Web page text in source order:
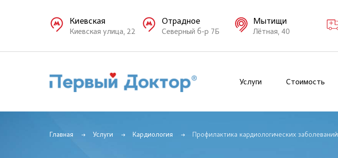
Киевская
Киевская улица, 22
Отрадное
Северный б-р 7Б
Мытищи
Лётная, 40
Услуги Стоимость
Главная Услуги Кардиология Профилактика кардиологических заболеваний